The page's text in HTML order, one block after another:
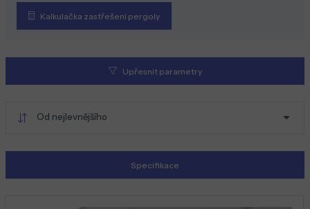
Kalkulačka zastřešení pergoly
Upřesnit parametry
Od nejlevnějšího
Specifikace